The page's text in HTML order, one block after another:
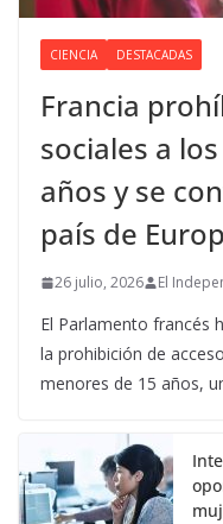
CIENCIA DESTACADAS
Francia
sociales a
años y se
país de
26 julio, 2026 El
El Parlamento francés
la prohibición de
menores de 15 años,